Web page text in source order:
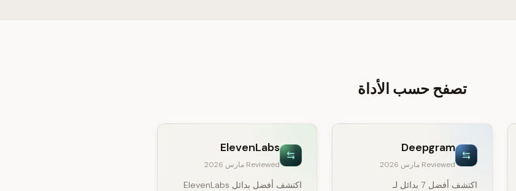
تصفح حسب الأداة
Deepgram
Reviewed مارس 2026
اكتشف أفضل 7 بدائل لـ
ElevenLabs
Reviewed مارس 2026
اكتشف أفضل بدائل ElevenLabs